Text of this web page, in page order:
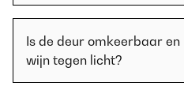
Is de deur omkeerbaar
wijn tegen licht?